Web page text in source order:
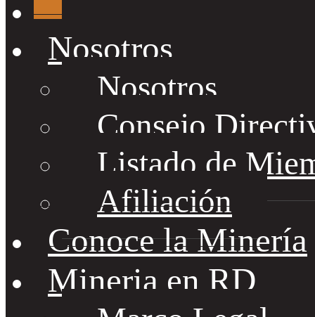
Nosotros
Nosotros
Consejo
Listado de
Afiliación
Conoce la Minería
Mineria en RD